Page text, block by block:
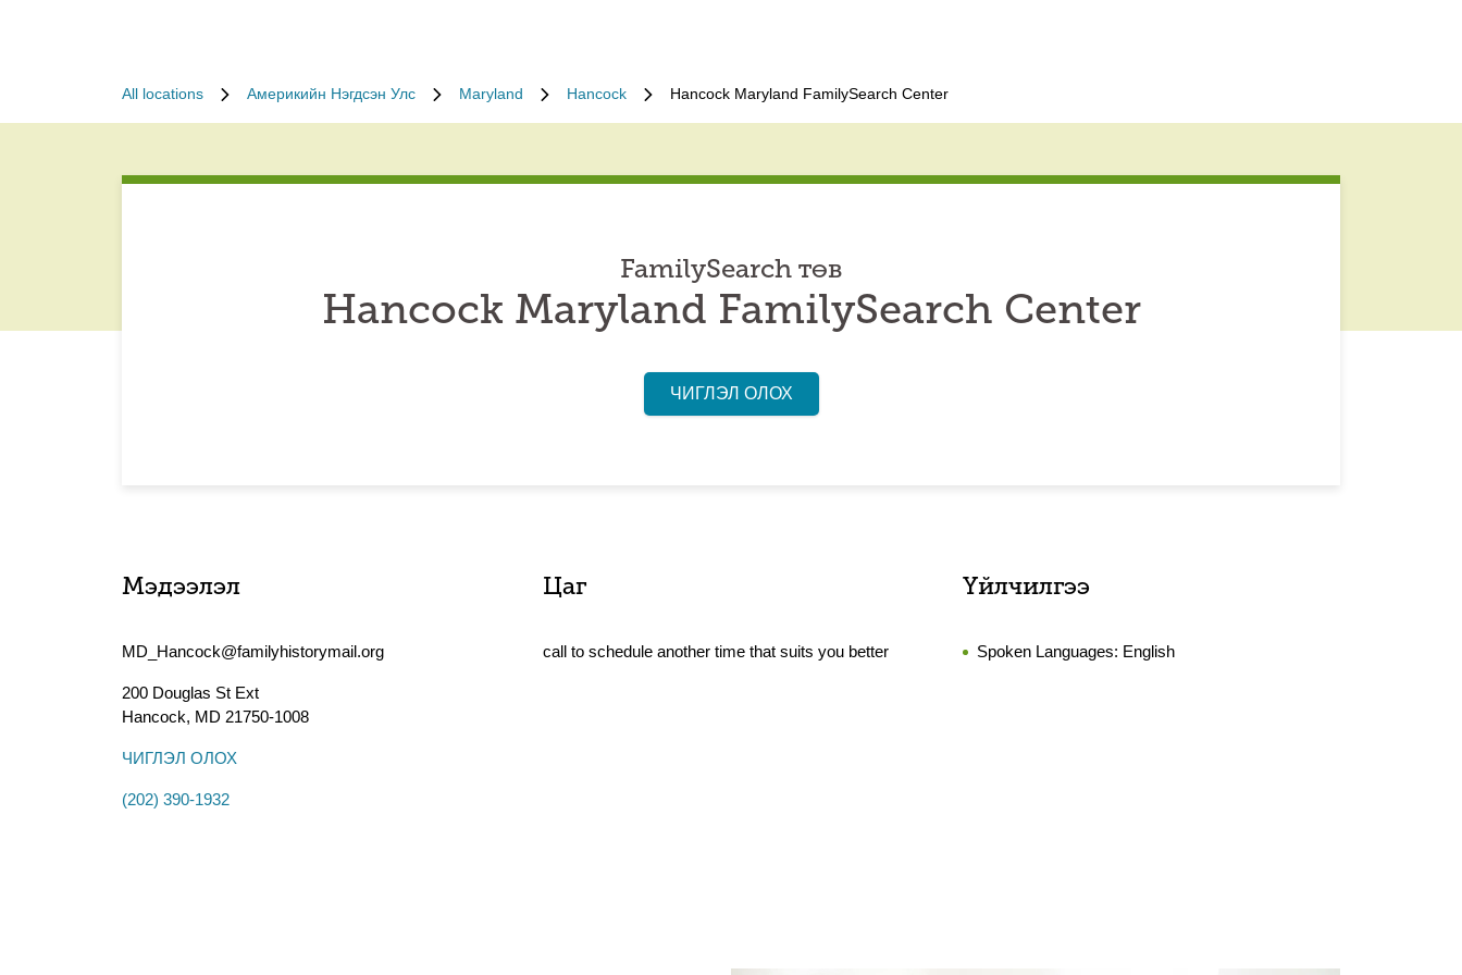
All locations Америкийн Нэгдсэн Улс Maryland Hancock Hancock Maryland FamilySearch Center
FamilySearch төв
Hancock Maryland FamilySearch Center
ЧИГЛЭЛ ОЛОХ
Мэдээлэл
MD_Hancock@familyhistorymail.org
200 Douglas St Ext
Hancock, MD 21750-1008
ЧИГЛЭЛ ОЛОХ
(202) 390-1932
Цаг
call to schedule another time that suits you better
Үйлчилгээ
Spoken Languages: English